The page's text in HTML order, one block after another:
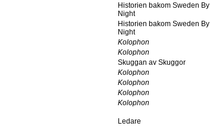
Historien bakom Sweden By
Night
Historien bakom Sweden By
Night
Kolophon
Kolophon
Skuggan av Skuggor
Kolophon
Kolophon
Kolophon
Kolophon
Ledare